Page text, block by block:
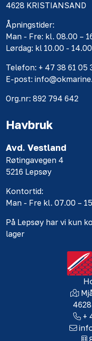
4628 KRISTIANSAND
Åpningstider:
Man - Fre: kl. 08.00 –
Lørdag: kl 10.00 - 14.00
Telefon: + 47 38 61 05
E-post:
Org.nr: 892 794 642
Havbruk
Avd. Vestland
Røtingavegen 4
5216 Lepsøy
Kontortid:
Man - Fre kl. 07.00 –
På Lepsøy har vi kun
lager
+